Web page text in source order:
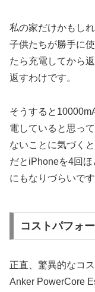
私の家だけかもし
子供たちが勝手に
たら充電してから
返すわけです。
そうすると
電していると思っ
ないことに気づく
だとiPhoneを4回
にもなりづらいです
コストパフォ
正直、驚異的なコ
Anker PowerCore